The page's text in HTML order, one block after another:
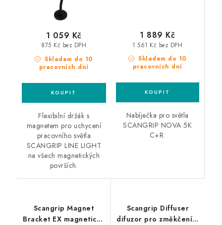
Skladem do 10
pracovních dní
875 Kč bez DPH
1 059 Kč
Flexibilní držák s
magnetem pro uchycení
pracovního světla
SCANGRIP LINE LIGHT
na všech magnetických
površích.
Skladem do 10
pracovních dní
1 561 Kč bez DPH
1 889 Kč
Nabíječka pro světla
SCANGRIP NOVA 5K
C+R.
Scangrip Magnet
Bracket EX magnetický
Scangrip Diffuser
difuzor pro změkčení a